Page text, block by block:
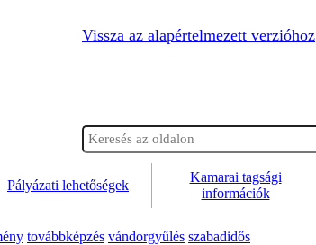
Vissza az alapértelmezett verzióhoz
Pályázati lehetőségek
Kamarai tagsági
információk
továbbképzés vándorgyűlés szabadidős